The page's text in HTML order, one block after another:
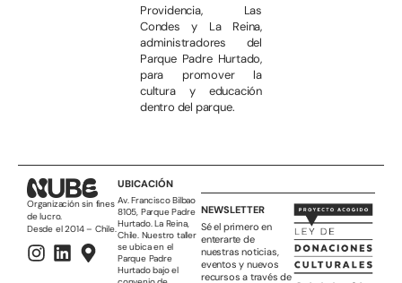
Providencia, Las
Condes y La Reina,
administradores del
Parque Padre Hurtado,
para promover la
cultura y educación
dentro del parque.
Organización sin fines
de lucro.
Desde el 2014 – Chile.
UBICACIÓN
Av. Francisco Bilbao
8105, Parque Padre
Hurtado. La Reina,
Chile. Nuestro taller
se ubica en el
Parque Padre
Hurtado bajo el
NEWSLETTER
Sé el primero en
enterarte de
nuestras noticias,
eventos y nuevos
recursos a través de